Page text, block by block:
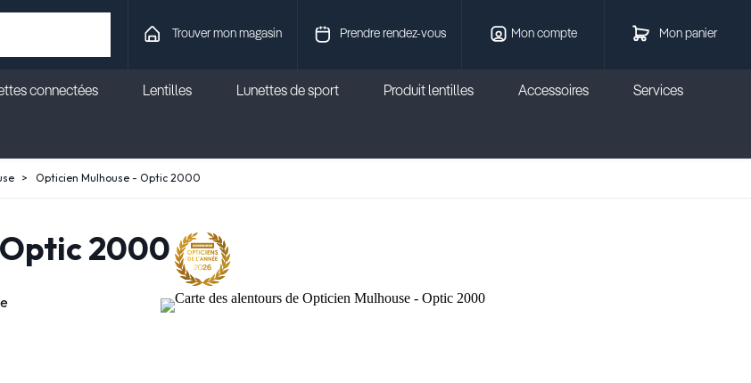
Mon panier
Prendre rendez-vous Mon compte
Trouver mon magasin
connectées Lentilles Lunettes de sport Produit lentilles Accessoires Services
Opticien Mulhouse - Optic 2000
2000